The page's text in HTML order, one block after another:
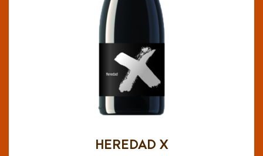
HEREDAD X
D.O.P. Cariñena (Aragón)
Con un color entre picota y rubí muy vivo, y en
nariz es abierto, expresivo, con aromas frutales
propios de la variedad, cerezas, frambuesas y
frutas silvestres. En boca se confirma ese
mismo equilibrio, es jugoso y frutoso, sin
y fácil de beber.